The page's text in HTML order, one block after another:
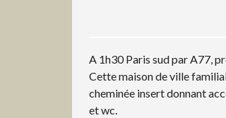
A 1h30 Paris sud par A77,
Cette maison de ville
cheminée insert donnant
et wc.